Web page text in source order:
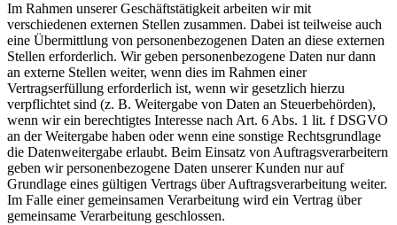
Im Rahmen unserer Geschäftstätigkeit arbeiten wir mit
verschiedenen externen Stellen zusammen. Dabei ist teilweise auch
eine Übermittlung von personenbezogenen Daten an diese externen
Stellen erforderlich. Wir geben personenbezogene Daten nur dann
an externe Stellen weiter, wenn dies im Rahmen einer
Vertragserfüllung erforderlich ist, wenn wir gesetzlich hierzu
verpflichtet sind (z. B. Weitergabe von Daten an Steuerbehörden),
wenn wir ein berechtigtes Interesse nach Art. 6 Abs. 1 lit. f DSGVO
an der Weitergabe haben oder wenn eine sonstige Rechtsgrundlage
die Datenweitergabe erlaubt. Beim Einsatz von Auftragsverarbeitern
geben wir personenbezogene Daten unserer Kunden nur auf
Grundlage eines gültigen Vertrags über Auftragsverarbeitung weiter.
Im Falle einer gemeinsamen Verarbeitung wird ein Vertrag über
gemeinsame Verarbeitung geschlossen.